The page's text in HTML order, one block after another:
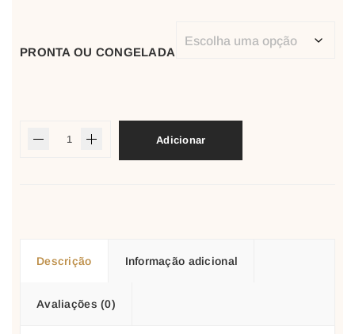
PRONTA OU CONGELADA
Adicionar
Descrição Informação adicional
Avaliações (0)